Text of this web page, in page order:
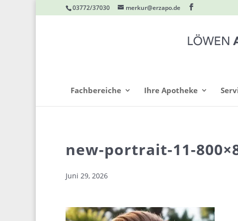
03772/37030 merkur@erzapo.de
Fachbereiche Ihre Apotheke
new-portrait-11-
Juni 29, 2026